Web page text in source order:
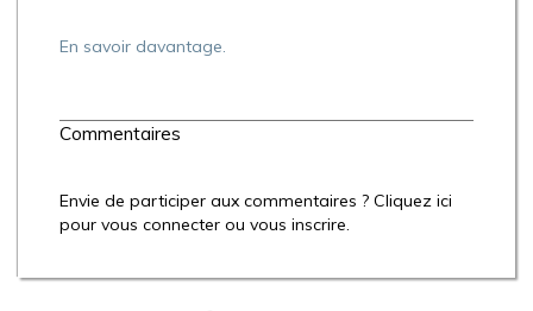
En savoir davantage.
Commentaires
Envie de participer aux commentaires ? Cliquez ici
pour vous connecter ou vous inscrire.